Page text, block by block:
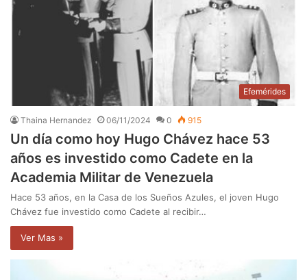
Efemérides
Thaina Hernandez 06/11/2024 0 915
Un día como hoy Hugo Chávez hace 53
años es investido como Cadete en la
Academia Militar de Venezuela
Hace 53 años, en la Casa de los Sueños Azules, el joven Hugo
Chávez fue investido como Cadete al recibir…
Ver Mas »